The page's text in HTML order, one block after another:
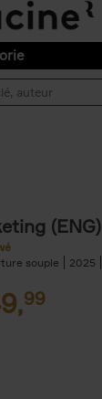
(ENG)
souple
2025
99